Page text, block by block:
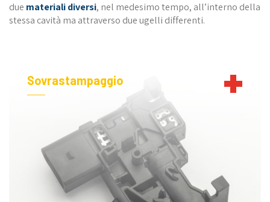
due materiali diversi, nel medesimo tempo, all’interno della
stessa cavità ma attraverso due ugelli differenti.
Sovrastampaggio